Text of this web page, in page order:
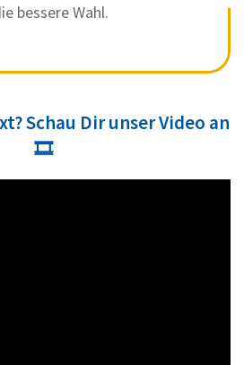
bessere Wahl.
Schau Dir unser Video an
🎞️